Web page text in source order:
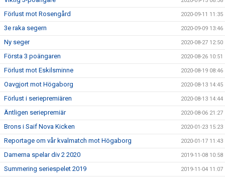
Förlust mot Rosengård 2020-09-11 11:35
3e raka segern 2020-09-09 13:46
Ny seger 2020-08-27 12:50
Första 3 poängaren 2020-08-26 10:51
Förlust mot Eskilsminne 2020-08-19 08:46
Oavgjort mot Högaborg 2020-08-13 14:45
Förlust i seriepremiären 2020-08-13 14:44
Äntligen seriepremiär 2020-08-06 21:27
Brons i Saif Nova Kicken 2020-01-23 15:23
Reportage om vår kvalmatch mot Högaborg 2020-01-17 11:43
Damerna spelar div 2 2020 2019-11-08 10:58
Summering seriespelet 2019 2019-11-04 11:07